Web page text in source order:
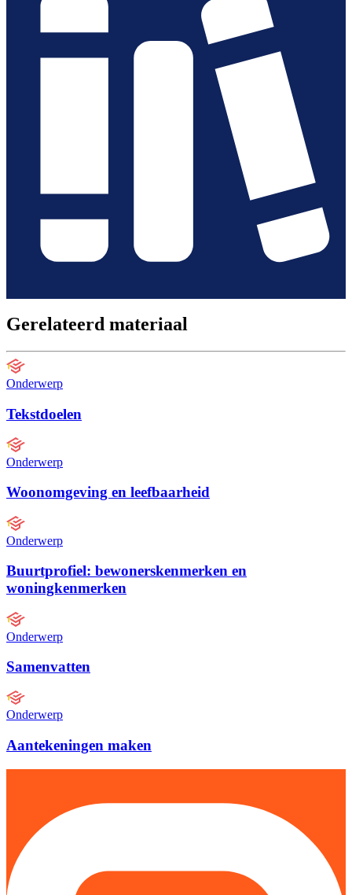
Gerelateerd materiaal
Onderwerp
Tekstdoelen
Onderwerp
Woonomgeving en leefbaarheid
Onderwerp
Buurtprofiel: bewonerskenmerken en
woningkenmerken
Onderwerp
Samenvatten
Onderwerp
Aantekeningen maken